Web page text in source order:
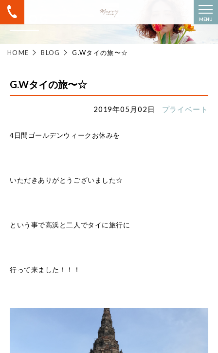
MENU
BLOG
HOME BLOG G.Wタイの旅〜☆
G.Wタイの旅〜☆
2019年05月02日 プライベート
4日間ゴールデンウィークお休みを
いただきありがとうございました☆
という事で高浜と二人でタイに旅行に
行って来ました！！！